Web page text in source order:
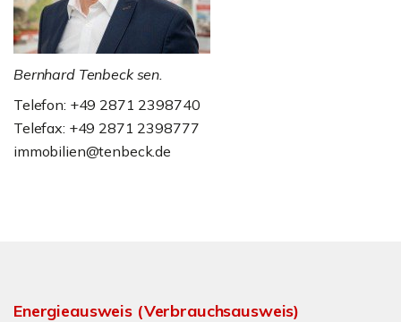
Bernhard Tenbeck sen.
Telefon: +49 2871 2398740
Telefax: +49 2871 2398777
immobilien@tenbeck.de
Energieausweis (Verbrauchsausweis)